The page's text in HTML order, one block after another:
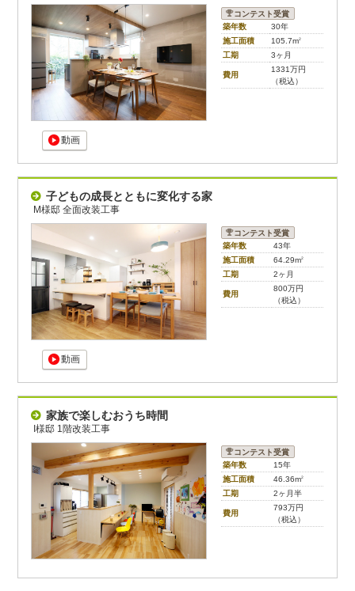
コンテスト受賞
築年数
30年
施工面積
105.7m2
工期 3ヶ月
費用
1331万円
（税込）
動画
子どもの成長とともに変化する家
M様邸 全面改装工事
コンテスト受賞
築年数
43年
施工面積
64.29m2
工期 2ヶ月
費用
800万円
（税込）
動画
家族で楽しむおうち時間
I様邸 1階改装工事
コンテスト受賞
築年数
15年
施工面積
46.36m2
工期 2ヶ月半
費用
793万円
（税込）